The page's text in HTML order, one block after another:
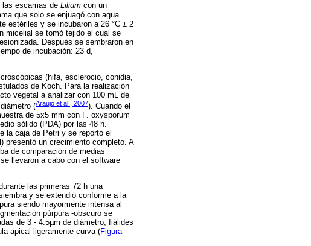
las escamas de Lilium con un
que solo se enjuagó con agua
estériles y se incubaron a 26 °C ± 2
micelial se tomó tejido el cual se
Después se sembraron en
de incubación: 23 d,
(hifa, esclerocio, conidia,
de Koch. Para la realización
vegetal a analizar con 100 mL de
(Araujo et al., 2007). Cuando el
de 5x5 mm con F. oxysporum
sólido (PDA) por las 48 h.
la caja de Petri y se reportó el
presentó un crecimiento completo. A
de comparación de medias
llevaron a cabo con el software
las primeras 72 h una
y se extendió conforme a la
siendo mayormente intensa al
púrpura -obscuro se
de 3 - 4.5µm de diámetro, fiálides
apical ligeramente curva (Figura